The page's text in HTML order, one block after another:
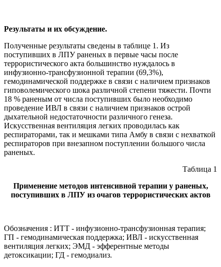
Результаты и их обсуждение.
Полученные результаты сведены в таблице 1. Из
поступивших в ЛПУ раненых в первые часы после
террористического акта большинство нуждалось в
инфузионно-трансфузионной терапии (69,3%),
гемодинамической поддержке в связи с наличием признаков
гиповолемического шока различной степени тяжести. Почти
18 % раненым от числа поступивших было необходимо
проведение ИВЛ в связи с наличием признаков острой
дыхательной недостаточности различного генеза.
Искусственная вентиляция легких проводилась как
респираторами, так и мешками типа Амбу в связи с нехваткой
респираторов при внезапном поступлении большого числа
раненых.
Таблица 1
Применение методов интенсивной терапии у раненых,
поступивших в ЛПУ из очагов террористических актов
Обозначения : ИТТ - инфузионно-трансфузионная терапия;
ГП - гемодинамическая поддержка; ИВЛ - искусственная
вентиляция легких; ЭМД - эфферентные методы
детоксикации; ГД - гемодиализ.